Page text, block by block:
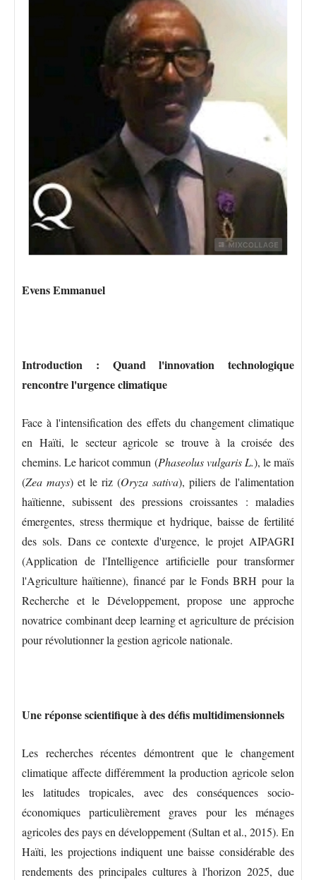
Evens Emmanuel
Introduction : Quand l'innovation technologique
rencontre l'urgence climatique
Face à l'intensification des effets du changement climatique
en Haïti, le secteur agricole se trouve à la croisée des
chemins. Le haricot commun (Phaseolus vulgaris L.), le maïs
(Zea mays) et le riz (Oryza sativa), piliers de l'alimentation
haïtienne, subissent des pressions croissantes : maladies
émergentes, stress thermique et hydrique, baisse de fertilité
des sols. Dans ce contexte d'urgence, le projet AIPAGRI
(Application de l'Intelligence artificielle pour transformer
l'Agriculture haïtienne), financé par le Fonds BRH pour la
Recherche et le Développement, propose une approche
novatrice combinant deep learning et agriculture de précision
pour révolutionner la gestion agricole nationale.
Une réponse scientifique à des défis multidimensionnels
Les recherches récentes démontrent que le changement
climatique affecte différemment la production agricole selon
les latitudes tropicales, avec des conséquences socio-
économiques particulièrement graves pour les ménages
agricoles des pays en développement (Sultan et al., 2015). En
Haïti, les projections indiquent une baisse considérable des
rendements des principales cultures à l'horizon 2025, due